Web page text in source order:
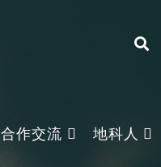
合作交流 地科人